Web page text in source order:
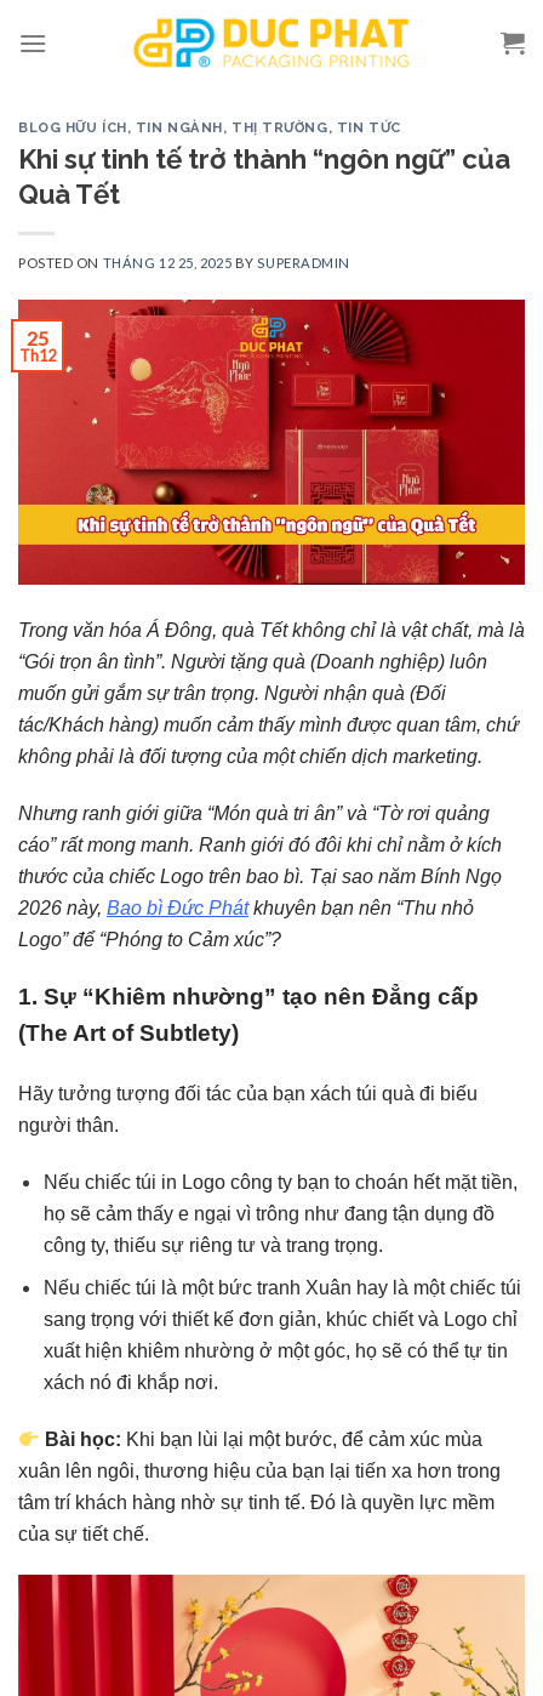
BLOG HỮU ÍCH, TIN NGÀNH, THỊ TRƯỜNG, TIN TỨC
Khi sự tinh tế trở thành “ngôn ngữ” của
Quà Tết
POSTED ON THÁNG 12 25, 2025 BY SUPERADMIN
25
Th12
Trong văn hóa Á Đông, quà Tết không chỉ là vật chất, mà là
“Gói trọn ân tình”. Người tặng quà (Doanh nghiệp) luôn
muốn gửi gắm sự trân trọng. Người nhận quà (Đối
tác/Khách hàng) muốn cảm thấy mình được quan tâm, chứ
không phải là đối tượng của một chiến dịch marketing.
Nhưng ranh giới giữa “Món quà tri ân” và “Tờ rơi quảng
cáo” rất mong manh. Ranh giới đó đôi khi chỉ nằm ở kích
thước của chiếc Logo trên bao bì. Tại sao năm Bính Ngọ
2026 này, Bao bì Đức Phátkhuyên bạn nên “Thu nhỏ
Logo” để “Phóng to Cảm xúc”?
1. Sự “Khiêm nhường” tạo nên Đẳng cấp
(The Art of Subtlety)
Hãy tưởng tượng đối tác của bạn xách túi quà đi biếu
người thân.
Nếu chiếc túi in Logo công ty bạn to choán hết mặt tiền,
họ sẽ cảm thấy e ngại vì trông như đang tận dụng đồ
công ty, thiếu sự riêng tư và trang trọng.
Nếu chiếc túi là một bức tranh Xuân hay là một chiếc túi
sang trọng với thiết kế đơn giản, khúc chiết và Logo chỉ
xuất hiện khiêm nhường ở một góc, họ sẽ có thể tự tin
xách nó đi khắp nơi.
Bài học: Khi bạn lùi lại một bước, để cảm xúc mùa
xuân lên ngôi, thương hiệu của bạn lại tiến xa hơn trong
tâm trí khách hàng nhờ sự tinh tế. Đó là quyền lực mềm
của sự tiết chế.